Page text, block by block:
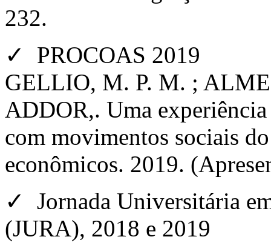
232.
✓ PROCOAS 2019
GELLIO, M. P. M. ;
ADDOR,. Uma
com movimentos sociais
econômicos. 2019.
✓ Jornada Universitária
(JURA), 2018 e 2019